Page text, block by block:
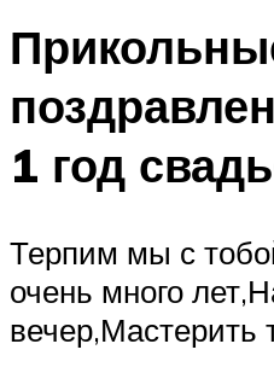
1 год
Терпим мы с
очень много
вечер,Мастерить